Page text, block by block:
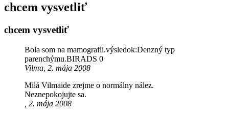
chcem vysvetliť
chcem vysvetliť
Bola som na mamografii.výsledok:Denzný typ
parenchýmu.BIRADS 0
Vilma, 2. mája 2008
Milá Vilmaide zrejme o normálny nález.
Neznepokojujte sa.
, 2. mája 2008